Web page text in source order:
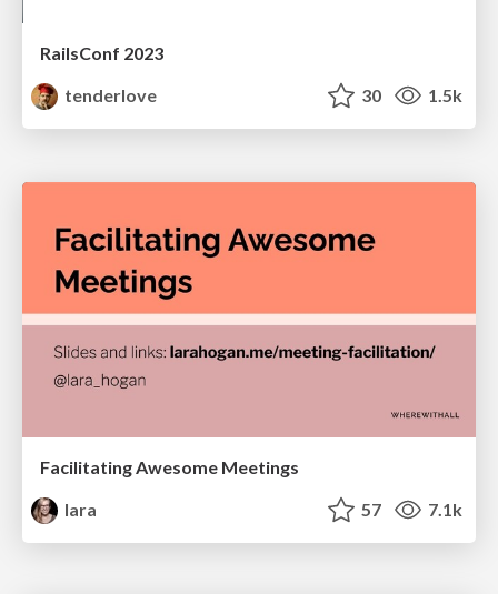
RailsConf 2023
tenderlove
30 1.5k
Facilitating Awesome Meetings
lara
57 7.1k